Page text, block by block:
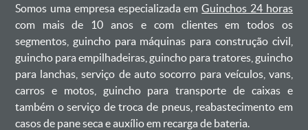
Somos uma empresa especializada emGuinchos 24 horas
com mais de 10 anos e com clientes em todos os
segmentos, guincho para máquinas para construção civil,
guincho para empilhadeiras, guincho para tratores, guincho
para lanchas, serviço de auto socorro para veículos, vans,
carros e motos, guincho para transporte de caixas e
também o serviço de troca de pneus, reabastecimento em
casos de pane seca e auxílio em recarga de bateria. ㅤㅤ